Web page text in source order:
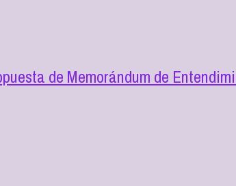
de Memorándum de